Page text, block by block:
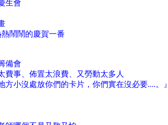
生會
鬧鬧的慶賀一番
備會
費事、佈置太浪費、又勞動太多人
小沒處放你們的卡片，你們實在沒必要....。』